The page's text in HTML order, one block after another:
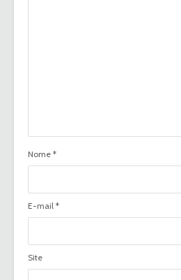
Nome *
E-mail *
Site